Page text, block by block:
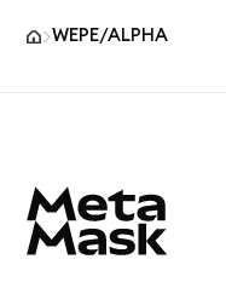
WEPE/ALPHA